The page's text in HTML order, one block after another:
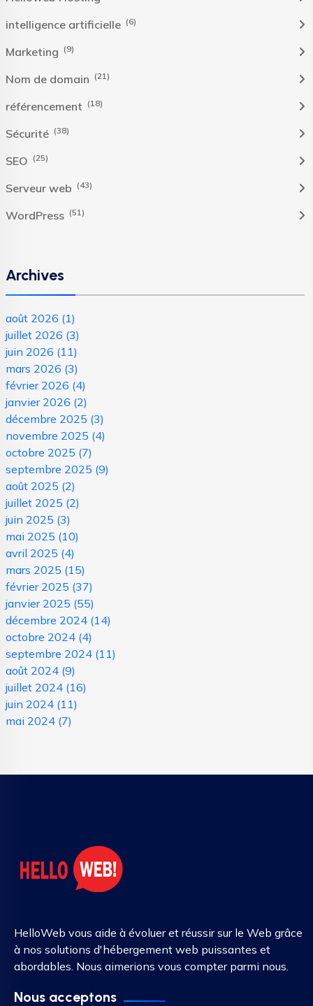
intelligence artificielle (6)
Marketing (9)
Nom de domain (21)
référencement (18)
Sécurité (38)
SEO (25)
Serveur web (43)
WordPress (51)
Archives
août 2026 (1)
juillet 2026 (3)
juin 2026 (11)
mars 2026 (3)
février 2026 (4)
janvier 2026 (2)
décembre 2025 (3)
novembre 2025 (4)
octobre 2025 (7)
septembre 2025 (9)
août 2025 (2)
juillet 2025 (2)
juin 2025 (3)
mai 2025 (10)
avril 2025 (4)
mars 2025 (15)
février 2025 (37)
janvier 2025 (55)
décembre 2024 (14)
octobre 2024 (4)
septembre 2024 (11)
août 2024 (9)
juillet 2024 (16)
juin 2024 (11)
mai 2024 (7)
HelloWeb vous aide à évoluer et réussir sur le Web grâce
à nos solutions d'hébergement web puissantes et
abordables. Nous aimerions vous compter parmi nous.
Nous acceptons